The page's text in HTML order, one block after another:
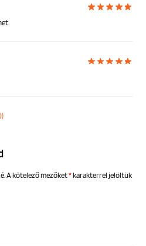
A kötelező mezőket*karakterrel jelöltük